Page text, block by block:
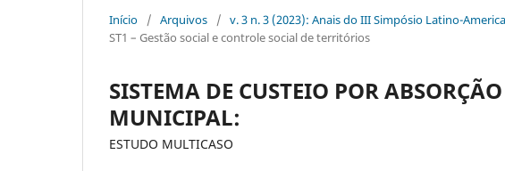
Início / Arquivos / v. 3 n. 3 (2023): Anais do III Simpósio Latino-
ST1 – Gestão social e controle social de territórios
SISTEMA DE CUSTEIO POR
MUNICIPAL:
ESTUDO MULTICASO